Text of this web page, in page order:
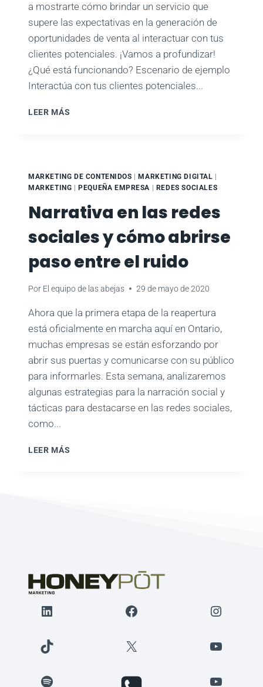
a mostrarte cómo brindar un servicio que
supere las expectativas en la generación de
oportunidades de venta al interactuar con tus
clientes potenciales. ¡Vamos a profundizar!
¿Qué está funcionando? Escenario de ejemplo
Interactúa con tus clientes potenciales...
LEER MÁS
LEADS:
INTERACTUAR
CON
SUS
CLIENTES
POTENCIALES
Y
MARKETING DE CONTENIDOS MARKETING DIGITAL
MARKETING
PEQUEÑA EMPRESA REDES SOCIALES
Narrativa en las redes
sociales y cómo abrirse
paso entre el ruido
Por El equipo de las abejas 29 de mayo de 2020
Ahora que la primera etapa de la reapertura
está oficialmente en marcha aquí en Ontario,
muchas empresas se están esforzando por
abrir sus puertas y comunicarse con su público
para informarles. Esta semana, analizaremos
algunas estrategias para la narración social y
tácticas para destacarse en las redes sociales,
como...
LEER MÁS
RUIDO
LinkedIn Facebook
TikTok X YouTube
Spotify YouTube